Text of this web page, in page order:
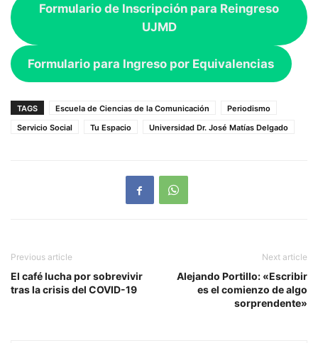
Formulario de Inscripción para Reingreso
UJMD
Formulario para Ingreso por Equivalencias
TAGS Escuela de Ciencias de la Comunicación
Periodismo
Servicio Social
Tu Espacio Universidad Dr. José Matías Delgado
Previous article
El café lucha por sobrevivir
tras la crisis del COVID-19
Next article
Alejando Portillo: «Escribir
es el comienzo de algo
sorprendente»